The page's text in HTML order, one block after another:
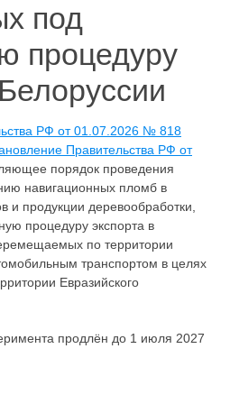
под
процедуру
РФ от 01.07.2026 № 818
Правительства РФ от
порядок проведения
навигационных пломб в
и продукции деревообработки,
процедуру экспорта в
по территории
транспортом в целях
Евразийского
продлён до 1 июля 2027